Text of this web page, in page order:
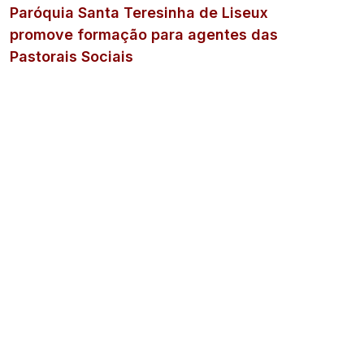
Paróquia Santa Teresinha de Liseux
promove formação para agentes das
Pastorais Sociais